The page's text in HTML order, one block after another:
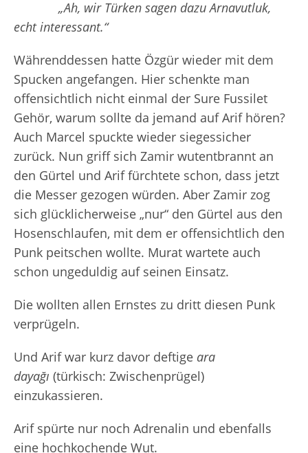
„Ah, wir Türken sagen dazu Arnavutluk,
echt interessant.“
Währenddessen hatte Özgür wieder mit dem
Spucken angefangen. Hier schenkte man
offensichtlich nicht einmal der Sure Fussilet
Gehör, warum sollte da jemand auf Arif hören?
Auch Marcel spuckte wieder siegessicher
zurück. Nun griff sich Zamir wutentbrannt an
den Gürtel und Arif fürchtete schon, dass jetzt
die Messer gezogen würden. Aber Zamir zog
sich glücklicherweise „nur“ den Gürtel aus den
Hosenschlaufen, mit dem er offensichtlich den
Punk peitschen wollte. Murat wartete auch
schon ungeduldig auf seinen Einsatz.
Die wollten allen Ernstes zu dritt diesen Punk
verprügeln.
Und Arif war kurz davor deftige ara
dayağı (türkisch: Zwischenprügel)
einzukassieren.
Arif spürte nur noch Adrenalin und ebenfalls
eine hochkochende Wut.